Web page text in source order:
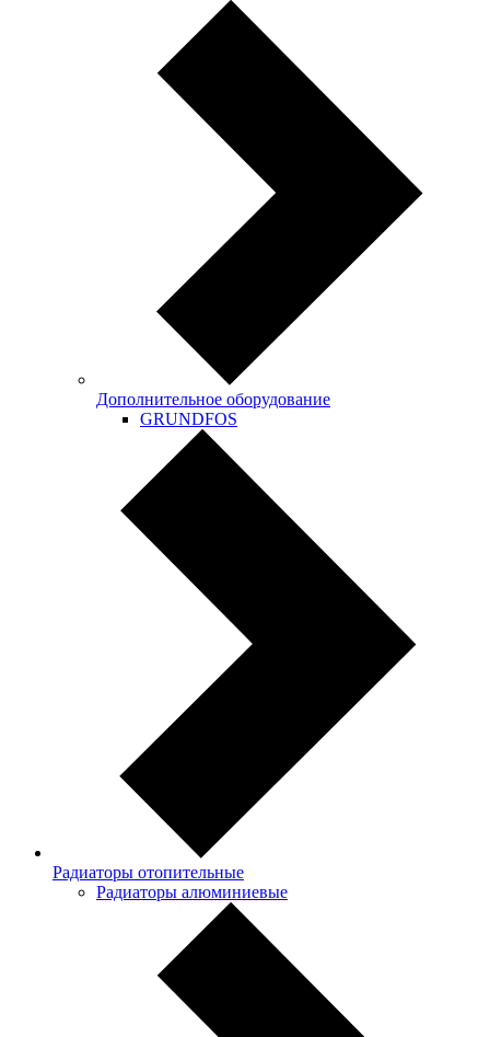
Дополнительное оборудование
GRUNDFOS
Радиаторы отопительные
Радиаторы алюминиевые